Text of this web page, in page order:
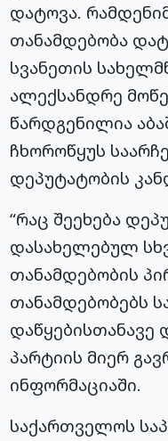
დატოვა.
თანამდებობა
სვანეთის
ალექსანდრე
წარდგენილია
ჩხოროწყუს
დეპუტატობის
“რაც შეეხება
დასახელებულ
თანამდებობის
თანამდებობებს
დაწყებისთანავე
პარტიის მიერ
ინფორმაციაში.
საქართველოს